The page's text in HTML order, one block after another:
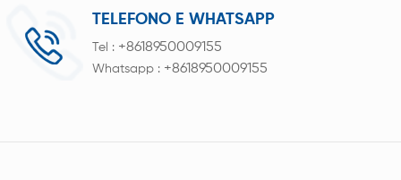
TELEFONO E WHATSAPP
Tel : +8618950009155
Whatsapp : +8618950009155